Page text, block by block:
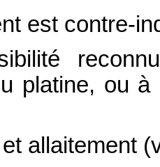
est contre-
platine, ou
allaitement